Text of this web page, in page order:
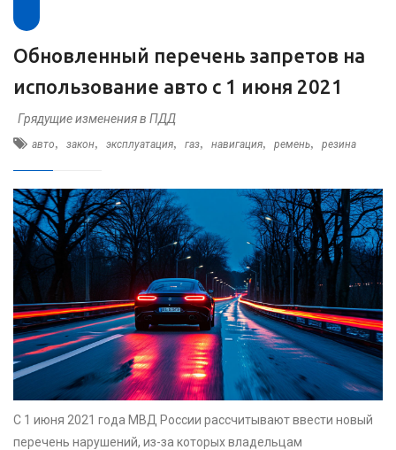
Обновленный перечень запретов на
использование авто с 1 июня 2021
Грядущие изменения в ПДД
авто закон эксплуатация газ навигация ремень резина
С 1 июня 2021 года МВД России рассчитывают ввести новый
перечень нарушений, из-за которых владельцам